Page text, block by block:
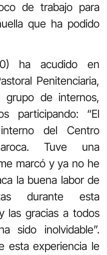
de trabajo para
que ha podido
ha acudido en
Penitenciaria,
grupo de internos,
participando: “El
del Centro
Tuve una
marcó y ya no he
la buena labor de
durante esta
las gracias a todos
sido inolvidable”.
esta experiencia le